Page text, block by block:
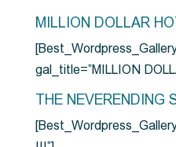
MILLION DOLLAR
gal_title=”MILLION
THE NEVERENDING